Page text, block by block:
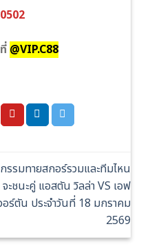
@VIP.C88
รรมทายสกอร์รวมและทีมไหน
จะชนะคู่ แอสตัน วิลล่า VS เอฟ
อร์ตัน ประจำวันที่ 18 มกราคม
2569